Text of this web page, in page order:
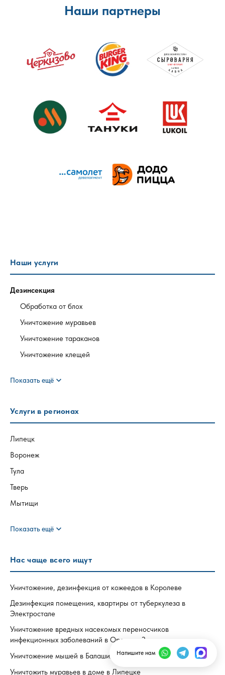
Наши партнеры
Наши услуги
Дезинсекция
Обработка от блох
Уничтожение муравьев
Уничтожение тараканов
Уничтожение клещей
Показать ещё expand_more
Услуги в регионах
Липецк
Воронеж
Тула
Тверь
Мытищи
Показать ещё expand_more
Нас чаще всего ищут
Уничтожение, дезинфекция от кожеедов в Королеве
Дезинфекция помещения, квартиры от туберкулеза в
Электростале
Уничтожение вредных насекомых переносчиков
инфекционных заболеваний в Орехово-Зуево
Уничтожение мышей в Балашихе | дератизация от мышей
Уничтожить муравьев в доме в Липецке
Напишите нам